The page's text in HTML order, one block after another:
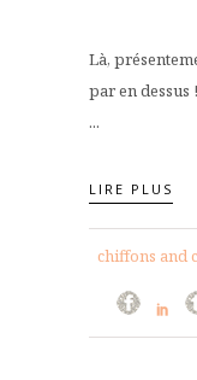
Là,
par en dessus
...
LIRE PLUS
chiffons and